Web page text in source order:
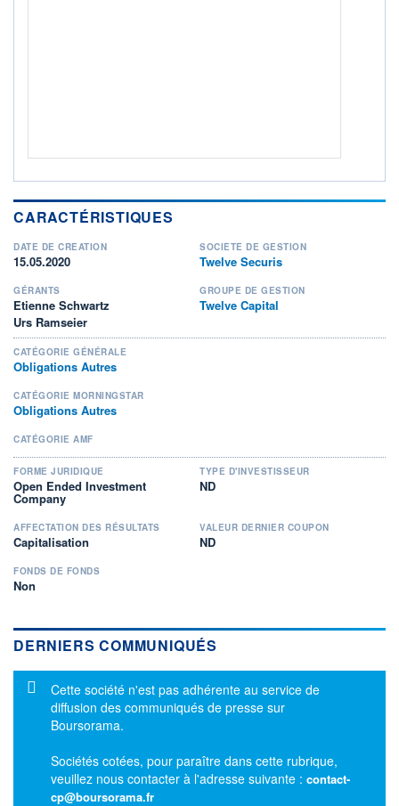
CARACTÉRISTIQUES
DATE DE CRÉATION
15.05.2020
SOCIÉTÉ DE GESTION
Twelve Securis
GÉRANTS
Etienne Schwartz
Urs Ramseier
GROUPE DE GESTION
Twelve Capital
CATÉGORIE GÉNÉRALE
Obligations Autres
CATÉGORIE MORNINGSTAR
Obligations Autres
CATÉGORIE AMF
FORME JURIDIQUE
Open Ended Investment
Company
TYPE D'INVESTISSEUR
ND
AFFECTATION DES RÉSULTATS
Capitalisation
VALEUR DERNIER COUPON
ND
FONDS DE FONDS
Non
DERNIERS COMMUNIQUÉS
Message d'information
Cette société n'est pas adhérente au service de
diffusion des communiqués de presse sur
Boursorama.
Sociétés cotées, pour paraître dans cette rubrique,
veuillez nous contacter à l'adresse suivante : contact-
cp@boursorama.fr